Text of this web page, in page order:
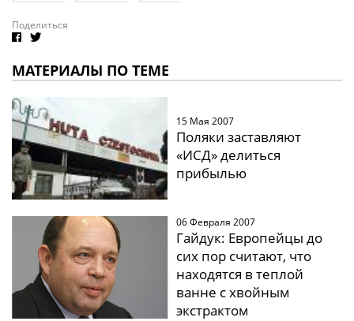
Поделиться
МАТЕРИАЛЫ ПО ТЕМЕ
15 Мая 2007
Поляки заставляют
«ИСД» делиться
прибылью
06 Февраля 2007
Гайдук: Европейцы до
сих пор считают, что
находятся в теплой
ванне с хвойным
экстрактом